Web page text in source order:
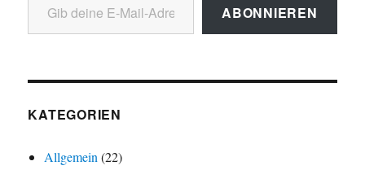
ABONNIEREN
KATEGORIEN
Allgemein (22)